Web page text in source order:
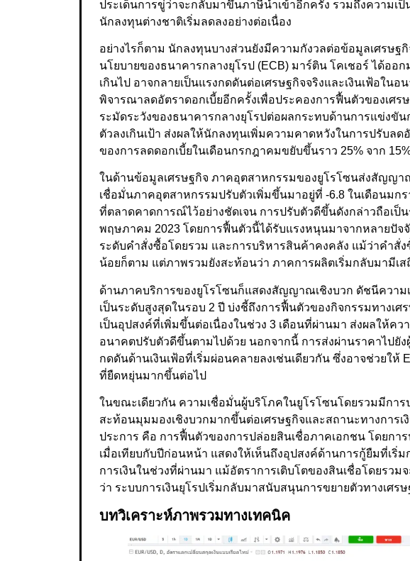
ประเด็นการขู่ว่าจะกลับมาขึ้นภาษีนำเข้าอีกครั้ง รวมถึงความเ
นักลงทุนต่างชาติเริ่มลดลงอย่างต่อเนื่อง
อย่างไรก็ตาม นักลงทุนบางส่วนยังมีความกังวลต่อข้อมูลเศรษฐ
นโยบายของธนาคารกลางยุโรป (ECB) มาร์ติน โคเชอร์ ได้ออ
เกินไป อาจกลายเป็นแรงกดดันต่อเศรษฐกิจจริงและเงินเฟ้อใน
พิจารณาลดอัตราดอกเบี้ยอีกครั้งเพื่อประคองการฟื้นตัวของเศ
ระมัดระวังของธนาคารกลางยุโรปต่อผลกระทบด้านการแข่งขัน
ตัวลงเกินเป้า ส่งผลให้นักลงทุนเพิ่มความคาดหวังในการปรับลด
ของการลดดอกเบี้ยในเดือนกรกฎาคมขยับขึ้นราว 25% จาก
ในด้านข้อมูลเศรษฐกิจ ภาคอุตสาหกรรมของยูโรโซนส่งสัญญ
เชื่อมั่นภาคอุตสาหกรรมปรับตัวเพิ่มขึ้นมาอยู่ที่ -6.8 ในเดือนมก
ที่ตลาดคาดการณ์ไว้อย่างชัดเจน การปรับตัวดีขึ้นดังกล่าวถือเป็
พฤษภาคม 2023 โดยการฟื้นตัวนี้ได้รับแรงหนุนมาจากหลายปัจ
ระดับคำสั่งซื้อโดยรวม และการบริหารสินค้าคงคลัง แม้ว่าคำสั่
น้อยก็ตาม แต่ภาพรวมยังสะท้อนว่า ภาคการผลิตเริ่มกลับมามีเ
ด้านภาคบริการของยูโรโซนก็แสดงสัญญาณเชิงบวก ดัชนีความ
เป็นระดับสูงสุดในรอบ 2 ปี บ่งชี้ถึงการฟื้นตัวของกิจกรรมทางเ
เป็นอุปสงค์ที่เพิ่มขึ้นต่อเนื่องในช่วง 3 เดือนที่ผ่านมา ส่งผลให้ค
อนาคตปรับตัวดีขึ้นตามไปด้วย นอกจากนี้ การส่งผ่านราคาไปยั
กดดันด้านเงินเฟ้อที่เริ่มผ่อนคลายลงเช่นเดียวกัน ซึ่งอาจช่วยให้
ที่ยืดหยุ่นมากขึ้นต่อไป
ในขณะเดียวกัน ความเชื่อมั่นผู้บริโภคในยูโรโซนโดยรวมมีการ
สะท้อนมุมมองเชิงบวกมากขึ้นต่อเศรษฐกิจและสถานะทางการ
ประการ คือ การฟื้นตัวของการปล่อยสินเชื่อภาคเอกชน โดยกา
เมื่อเทียบกับปีก่อนหน้า แสดงให้เห็นถึงอุปสงค์ด้านการกู้ยืมที่เริ่
การเงินในช่วงที่ผ่านมา แม้อัตราการเติบโตของสินเชื่อโดยรว
ว่า ระบบการเงินยุโรปเริ่มกลับมาสนับสนุนการขยายตัวทางเศร
บทวิเคราะห์ภาพรวมทางเทคนิค